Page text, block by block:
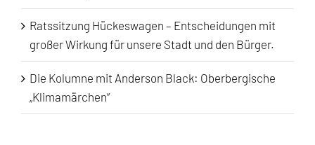
Ratssitzung Hückeswagen – Entscheidungen mit
großer Wirkung für unsere Stadt und den Bürger.
Die Kolumne mit Anderson Black: Oberbergische
„Klimamärchen“